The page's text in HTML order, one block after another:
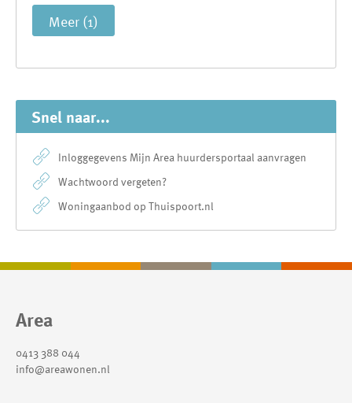
Meer (1)
Snel naar...
Inloggegevens Mijn Area huurdersportaal aanvragen
Wachtwoord vergeten?
Woningaanbod op Thuispoort.nl
Contactinformatie
Area
0413 388 044
info@areawonen.nl